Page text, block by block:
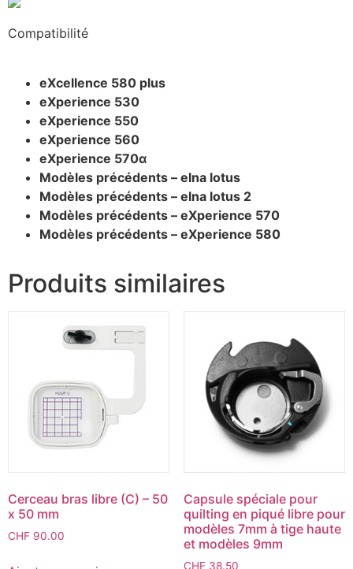
Compatibilité
eXcellence 580 plus
eXperience 530
eXperience 550
eXperience 560
eXperience 570α
Modèles précédents – elna lotus
Modèles précédents – elna lotus 2
Modèles précédents – eXperience 570
Modèles précédents – eXperience 580
Produits similaires
Cerceau bras libre (C) – 50
x 50 mm
CHF 90.00
Capsule spéciale pour
quilting en piqué libre pour
modèles 7mm à tige haute
et modèles 9mm
CHF38.50